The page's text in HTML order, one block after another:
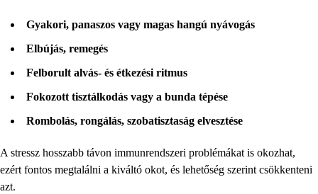
Gyakori, panaszos vagy magas hangú nyávogás
Elbújás, remegés
Felborult alvás- és étkezési ritmus
Fokozott tisztálkodás vagy a bunda tépése
Rombolás, rongálás, szobatisztaság elvesztése
A stressz hosszabb távon immunrendszeri problémákat is okozhat,
ezért fontos megtalálni a kiváltó okot, és lehetőség szerint csökkenteni
azt.